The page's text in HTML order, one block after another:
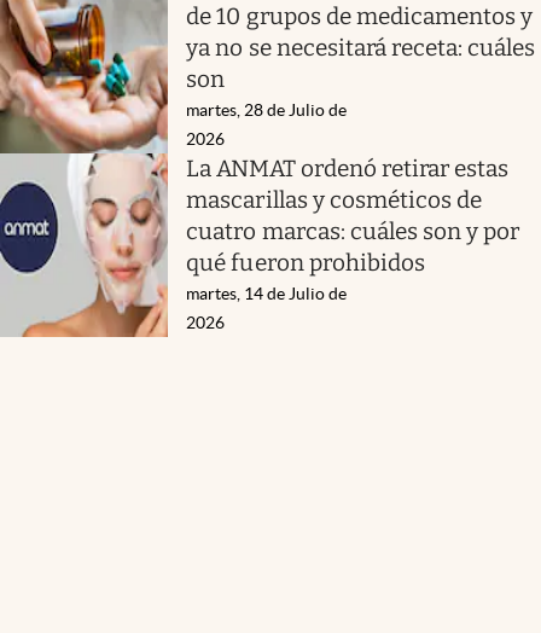
de 10 grupos de medicamentos y
ya no se necesitará receta: cuáles
son
martes, 28 de Julio de
2026
La ANMAT ordenó retirar estas
mascarillas y cosméticos de
cuatro marcas: cuáles son y por
qué fueron prohibidos
martes, 14 de Julio de
2026